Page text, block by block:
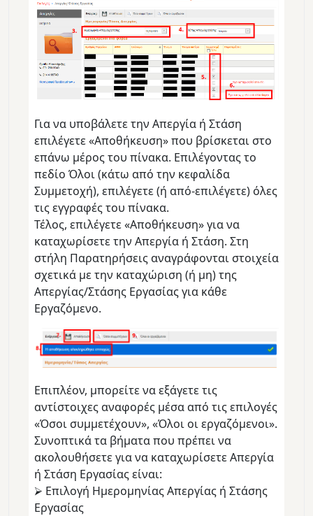
Για να υποβάλετε την Απεργία ή Στάση
επιλέγετε «Αποθήκευση» που βρίσκεται στο
επάνω μέρος του πίνακα. Επιλέγοντας το
πεδίο Όλοι (κάτω από την κεφαλίδα
Συμμετοχή), επιλέγετε (ή από-επιλέγετε) όλες
τις εγγραφές του πίνακα.
Τέλος, επιλέγετε «Αποθήκευση» για να
καταχωρίσετε την Απεργία ή Στάση. Στη
στήλη Παρατηρήσεις αναγράφονται στοιχεία
σχετικά με την καταχώριση (ή μη) της
Απεργίας/Στάσης Εργασίας για κάθε
Εργαζόμενο.
Επιπλέον, μπορείτε να εξάγετε τις
αντίστοιχες αναφορές μέσα από τις επιλογές
«Όσοι συμμετέχουν», «Όλοι οι εργαζόμενοι».
Συνοπτικά τα βήματα που πρέπει να
ακολουθήσετε για να καταχωρίσετε Απεργία
ή Στάση Εργασίας είναι:
⮚ Επιλογή Ημερομηνίας Απεργίας ή Στάσης
Εργασίας